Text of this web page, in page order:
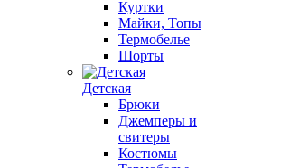
Куртки
Майки, Топы
Термобелье
Шорты
Детская
Брюки
Джемперы и
свитеры
Костюмы